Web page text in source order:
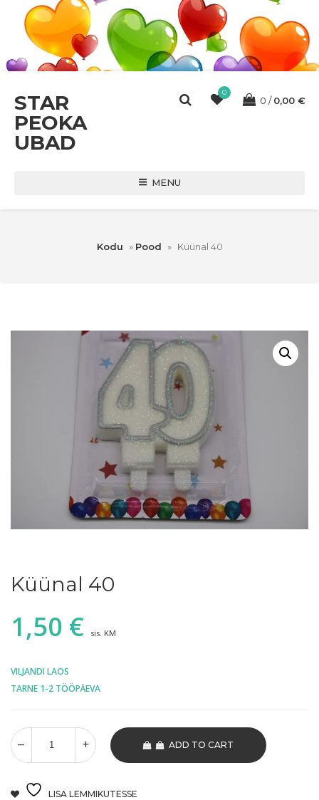
STAR
PEOKA
UBAD
0
0 0,00 €
MENU
Kodu » Pood » Küünal 40
Küünal 40
1,50 € sis. KM
VILJANDI LAOS
TARNE 1-2 TÖÖPÄEVA
ADD TO CART
LISA LEMMIKUTESSE